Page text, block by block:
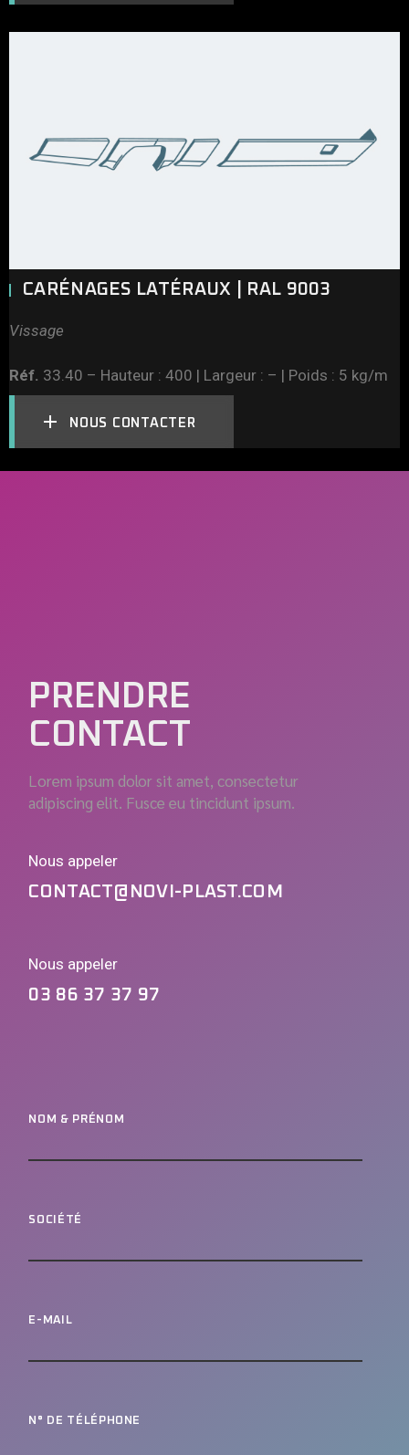
CARÉNAGES LATÉRAUX | RAL 9003
Vissage
Réf. 33.40 – Hauteur : 400 | Largeur : – | Poids : 5 kg/m
NOUS CONTACTER
PRENDRE
CONTACT
Lorem ipsum dolor sit amet, consectetur
adipiscing elit. Fusce eu tincidunt ipsum.
Nous appeler
CONTACT@NOVI-PLAST.COM
Nous appeler
03 86 37 37 97
NOM & PRÉNOM
SOCIÉTÉ
E-MAIL
N° DE TÉLÉPHONE